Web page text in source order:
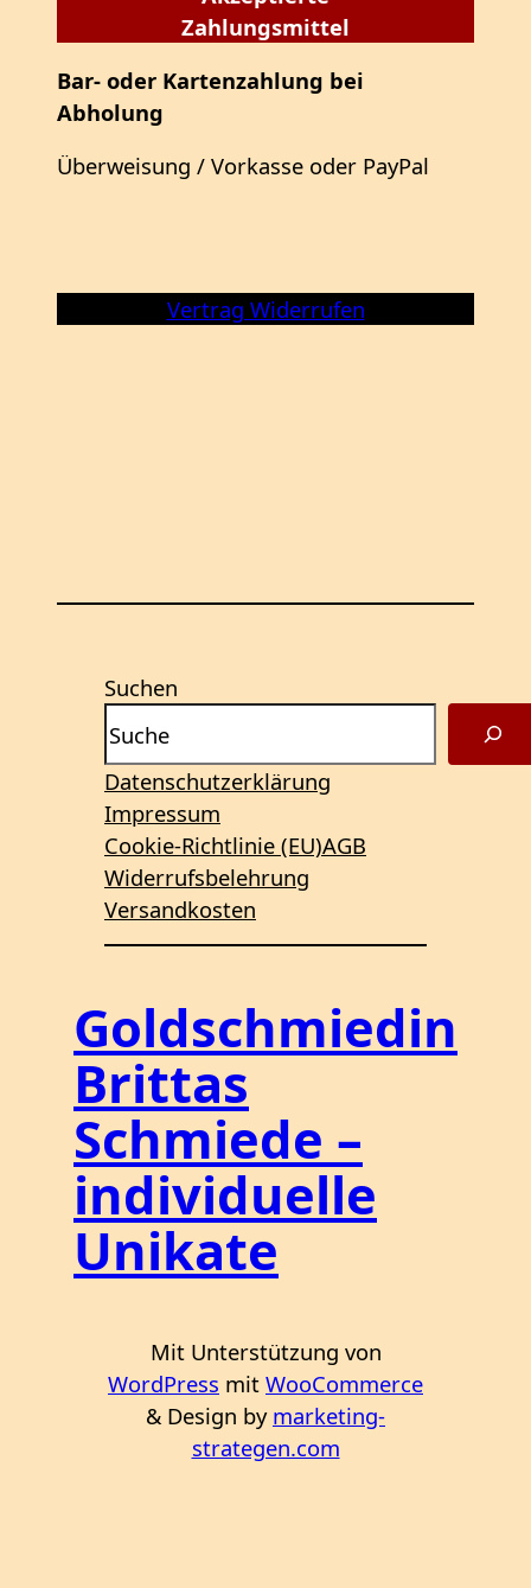
Zahlungsmittel
Bar- oder Kartenzahlung bei
Abholung
Überweisung / Vorkasse oder PayPal
Vertrag Widerrufen
Suchen
Datenschutzerklärung
Impressum
Cookie-Richtlinie (EU)AGB
Widerrufsbelehrung
Versandkosten
Goldschmiedin
Brittas
Schmiede –
individuelle
Unikate
Mit Unterstützung von
WordPress mit WooCommerce
& Design by marketing-
strategen.com